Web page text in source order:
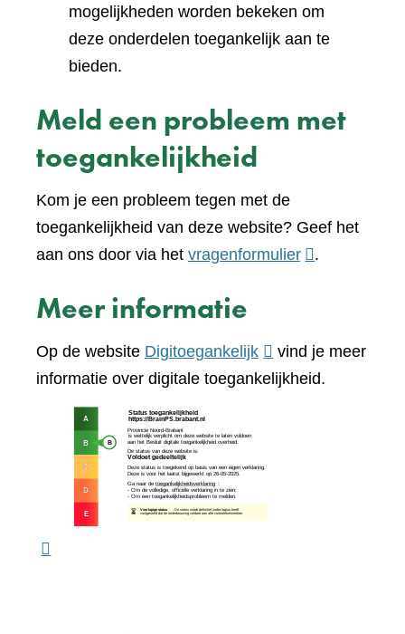
mogelijkheden worden bekeken om
deze onderdelen toegankelijk aan te
bieden.
Meld een probleem met
toegankelijkheid
Kom je een probleem tegen met de
toegankelijkheid van deze website? Geef het
aan ons door via het vragenformulier(verwijst
website)
.
Meer informatie
Op de website Digitoegankelijk(verwijst
naar
vind je meer
informatie over digitale toegankelijkheid.